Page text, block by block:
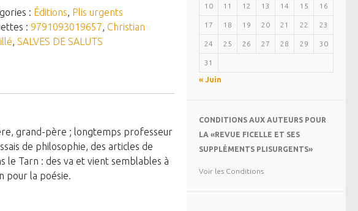
: Éditions, Plis urgents
:9791093019657,Christian
,SALVES DE SALUTS
grand-père ; longtemps professeur
de philosophie, des articles de
le Tarn : des va et vient semblables à
pour la poésie.
10 11 12 13 14 15 16
17 18 19 20 21 22 23
24 25 26 27 28 29 30
31
« Juin
CONDITIONS AUX AUTEURS POUR
LA «REVUE FICELLE ET SES
SUPPLÉMENTS PLISURGENTS»
Voir les Conditions